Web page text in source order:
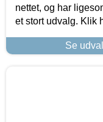
nettet, og har
et stort udvalg. Klik
Se